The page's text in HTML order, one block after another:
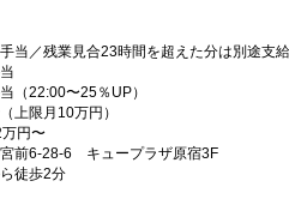
当／残業見合23時間を超えた分は別途支給
（22:00〜25％UP）
限月10万円）
円〜
前6-28-6 キュープラザ原宿3F
徒歩2分